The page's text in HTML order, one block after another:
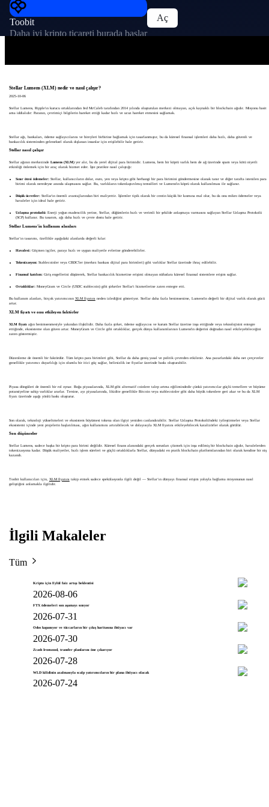
Toobit
Daha iyi kripto ticareti burada başlar
Aç
Stellar Lumens (XLM) nedir ve nasıl çalışır?
2025-10-06
Stellar Lumens, Ripple'ın kurucu ortaklarından Jed McCaleb tarafından 2014 yılında oluşturulan merkezi olmayan, açık kaynaklı bir blockchain ağıdır. Misyonu basit
ama iddialıdır: Paranın, çevrimiçi bilgilerin hareket ettiği kadar hızlı ve ucuz hareket etmesini sağlamak.
Stellar ağı, bankaları, ödeme sağlayıcılarını ve bireyleri birbirine bağlamak için tasarlanmıştır, bu da küresel finansal işlemleri daha hızlı, daha güvenli ve
bankacılık sisteminden geleneksel olarak dışlanan insanlar için erişilebilir hale getirir.
Stellar nasıl çalışır
Stellar ağının merkezinde Lumens (XLM)yer alır, bu da yerel dijital para birimidir. Lumens, hem bir köprü varlık hem de ağ üzerinde spam veya kötü niyetli
etkinliği önlemek için bir araç olarak hizmet eder. İşte pratikte nasıl çalıştığı:
Sınır ötesi ödemeler:Stellar, kullanıcıların dolar, euro, yen veya kripto gibi herhangi bir para birimini göndermesine olanak tanır ve diğer tarafta istenilen para
birimi olarak neredeyse anında ulaşmasını sağlar. Bu, varlıkların tokenlaştırılmış temsilleri ve Lumens'in köprü olarak kullanılması ile sağlanır.
Düşük ücretler:Stellar'ın önemli avantajlarından biri maliyettir. İşlemler tipik olarak bir centin küçük bir kısmına mal olur, bu da onu mikro ödemeler veya
havaleler için ideal hale getirir.
Uzlaşma protokolü:Enerji yoğun madencilik yerine, Stellar, düğümlerin hızlı ve verimli bir şekilde anlaşmaya varmasını sağlayan Stellar Uzlaşma Protokolü
(SCP) kullanır. Bu tasarım, ağı daha hızlı ve çevre dostu hale getirir.
Stellar Lumens'in kullanım alanları
Stellar’ın tasarımı, özellikle aşağıdaki alanlarda değerli kılar:
Havalesi:Göçmen işçiler, parayı hızlı ve uygun maliyetle evlerine gönderebilirler.
Tokenizasyon:Stablecoinler veya CBDC'ler (merkez bankası dijital para birimleri) gibi varlıklar Stellar üzerinde ihraç edilebilir.
Finansal katılım:Giriş engellerini düşürerek, Stellar bankacılık hizmetine erişimi olmayan nüfuslara küresel finansal sistemlere erişim sağlar.
Ortaklıklar:MoneyGram ve Circle (USDC stablecoin) gibi şirketler Stellar'ı hizmetlerine zaten entegre etti.
Bu kullanım alanları, birçok yatırımcının XLM fiyatını neden izlediğini gösteriyor. Stellar daha fazla benimsenirse, Lumens'in değerli bir dijital varlık olarak gücü
artar.
XLM fiyatı ve onu etkileyen faktörler
XLM fiyatıağın benimsenmesiyle yakından ilişkilidir. Daha fazla şirket, ödeme sağlayıcısı ve kurum Stellar üzerine inşa ettiğinde veya teknolojisini entegre
ettiğinde, ekosisteme olan güven artar. MoneyGram ve Circle gibi ortaklıklar, gerçek dünya kullanımlarının Lumens'in değerini doğrudan nasıl etkileyebileceğini
zaten göstermiştir.
Düzenleme de önemli bir faktördür. Tüm kripto para birimleri gibi, Stellar da daha geniş yasal ve politik çevreden etkilenir. Ana pazarlardaki daha net çerçeveler
genellikle yatırımcı duyarlılığı için olumlu bir itici güç sağlar, belirsizlik ise fiyatlar üzerinde baskı oluşturabilir.
Piyasa döngüleri de önemli bir rol oynar. Boğa piyasalarında, XLM gibi alternatif coinlere talep artma eğilimindedir çünkü yatırımcılar güçlü temellere ve büyüme
potansiyeline sahip varlıklar ararlar. Tersine, ayı piyasalarında, likidite genellikle Bitcoin veya stablecoinler gibi daha büyük tokenlere geri akar ve bu da XLM
fiyatı üzerinde aşağı yönlü baskı oluşturur.
Son olarak, teknoloji yükseltmeleri ve ekosistem büyümesi tokena olan ilgiyi yeniden canlandırabilir. Stellar Uzlaşma Protokolü'ndeki iyileştirmeler veya Stellar
ekosistemi içinde yeni projelerin başlatılması, ağın kullanımını artırabilecek ve dolayısıyla XLM fiyatını etkileyebilecek katalizörler olarak görülür.
Son düşünceler
Stellar Lumens, sadece başka bir kripto para birimi değildir. Küresel finans alanındaki gerçek sorunları çözmek için inşa edilmiş bir blockchain ağıdır, havalelerden
tokenizasyona kadar. Düşük maliyetler, hızlı işlem süreleri ve güçlü ortaklıklarla Stellar, dünyadaki en pratik blockchain platformlarından biri olarak kendine bir niş
kazandı.
Toobit kullanıcıları için, XLM fiyatınıtakip etmek sadece spekülasyonla ilgili değil — Stellar’ın dünyayı finansal erişim yoluyla bağlama misyonunun nasıl
geliştiğini anlamakla ilgilidir.
İlgili Makaleler
Tüm
Kripto için Eylül faiz artışı beklentisi
2026-08-06
FTX ödemeleri son aşamayı sınıyor
2026-07-31
Odos kapanıyor ve tüccarların bir çıkış haritasına ihtiyacı var
2026-07-30
Zcash Ironwood, transfer planlarını öne çıkarıyor
2026-07-28
WLD kilidinin azalmasıyla scalp yatırımcıların bir plana ihtiyacı olacak
2026-07-24